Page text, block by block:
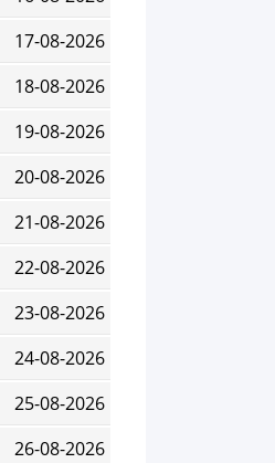
17-08-2026
18-08-2026
19-08-2026
20-08-2026
21-08-2026
22-08-2026
23-08-2026
24-08-2026
25-08-2026
26-08-2026